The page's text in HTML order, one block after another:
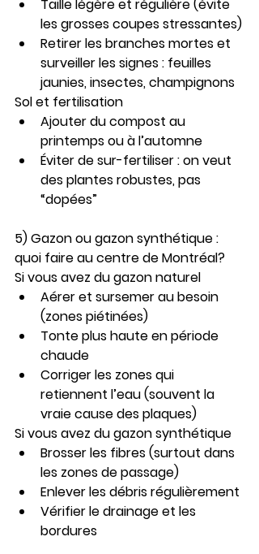
Taille légère et régulière (évite
les grosses coupes stressantes)
Retirer les branches mortes et
surveiller les signes : feuilles
jaunies, insectes, champignons
Sol et fertilisation
Ajouter du compost au
printemps ou à l’automne
Éviter de sur-fertiliser : on veut
des plantes robustes, pas
“dopées”
5) Gazon ou gazon synthétique :
quoi faire au centre de Montréal?
Si vous avez du gazon naturel
Aérer et sursemer au besoin
(zones piétinées)
Tonte plus haute en période
chaude
Corriger les zones qui
retiennent l’eau (souvent la
vraie cause des plaques)
Si vous avez du gazon synthétique
Brosser les fibres (surtout dans
les zones de passage)
Enlever les débris régulièrement
Vérifier le drainage et les
bordures